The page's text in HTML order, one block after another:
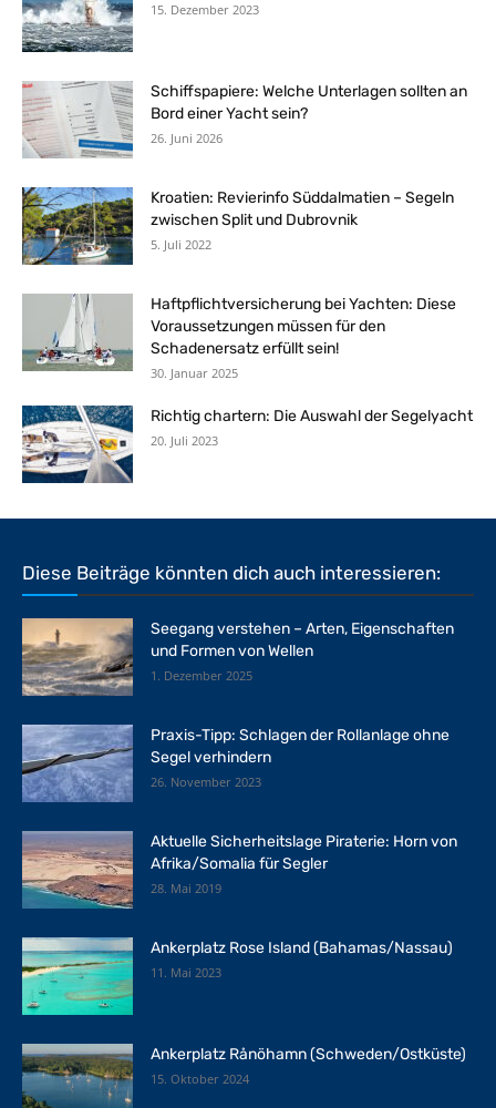
15. Dezember 2023
Schiffspapiere: Welche Unterlagen sollten an
Bord einer Yacht sein?
26. Juni 2026
Kroatien: Revierinfo Süddalmatien – Segeln
zwischen Split und Dubrovnik
5. Juli 2022
Haftpflichtversicherung bei Yachten: Diese
Voraussetzungen müssen für den
Schadenersatz erfüllt sein!
30. Januar 2025
Richtig chartern: Die Auswahl der Segelyacht
20. Juli 2023
Diese Beiträge könnten dich auch interessieren:
Seegang verstehen – Arten, Eigenschaften
und Formen von Wellen
1. Dezember 2025
Praxis-Tipp: Schlagen der Rollanlage ohne
Segel verhindern
26. November 2023
Aktuelle Sicherheitslage Piraterie: Horn von
Afrika/Somalia für Segler
28. Mai 2019
Ankerplatz Rose Island (Bahamas/Nassau)
11. Mai 2023
Ankerplatz Rånöhamn (Schweden/Ostküste)
15. Oktober 2024